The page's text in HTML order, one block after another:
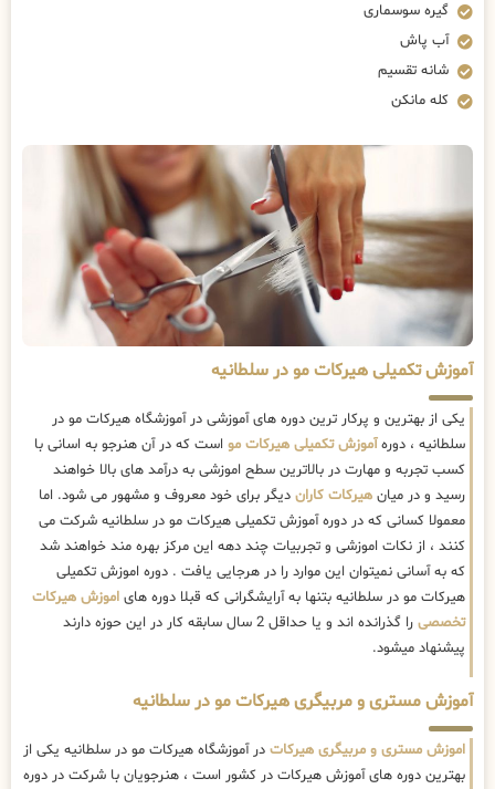
گیره سوسماری
آب پاش
شانه تقسیم
کله مانکن
آموزش تکمیلی هیرکات مو در سلطانیه
یکی از بهترین و پرکار ترین دوره های آموزشی در آموزشگاه هیرکات مو در
سلطانیه ، دورهآموزش تکمیلی هیرکات مو است که در آن هنرجو به اسانی با
کسب تجربه و مهارت در بالاترین سطح اموزشی به درآمد های بالا خواهند
رسید و در میان هیرکات کاران دیگر برای خود معروف و مشهور می شود. اما
معمولا کسانی که در دوره آموزش تکمیلی هیرکات مو در سلطانیه شرکت می
کنند ، از نکات اموزشی و تجربیات چند دهه این مرکز بهره مند خواهند شد
که به آسانی نمیتوان این موارد را در هرجایی یافت . دوره اموزش تکمیلی
هیرکات مو در سلطانیه بتنها به آرایشگرانی که قبلا دوره های اموزش هیرکات
تخصصی
را گذرانده اند و یا حداقل 2 سال سابقه کار در این حوزه دارند
پیشنهاد میشود.
آموزش مستری و مربیگری هیرکات مو در سلطانیه
اموزش مستری و مربیگری هیرکات در آموزشگاه هیرکات مو در سلطانیه یکی از
بهترین دوره های آموزش هیرکات در کشور است ، هنرجویان با شرکت در دوره